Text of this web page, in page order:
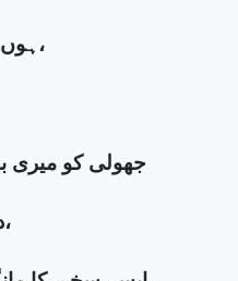
ہوں تمہارا،
جھولی کو میری
دنیا،